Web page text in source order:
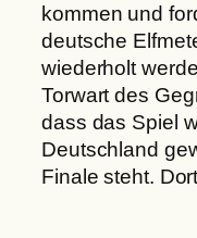
kommen und
deutsche
wiederholt
Torwart des
dass das Spiel
Deutschland
Finale steht.